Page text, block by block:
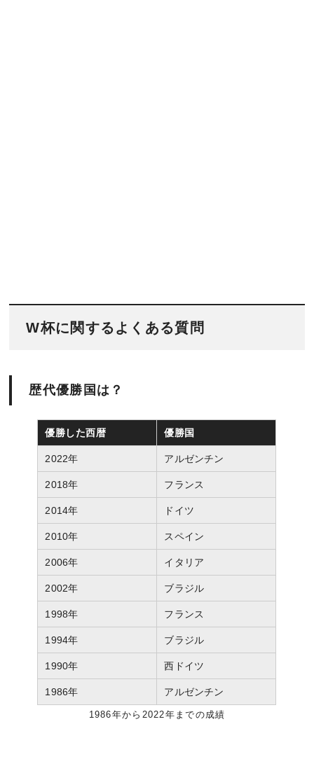
W杯に関するよくある質問
歴代優勝国は？
優勝した西暦 優勝国
2022年 アルゼンチン
2018年 フランス
2014年 ドイツ
2010年 スペイン
2006年 イタリア
2002年 ブラジル
1998年 フランス
1994年 ブラジル
1990年 西ドイツ
1986年 アルゼンチン
1986年から2022年までの成績